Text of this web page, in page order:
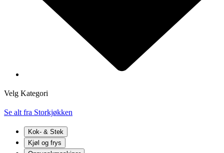
Velg Kategori
Se alt fra Storkjøkken
Kok- & Stek
Kjøl og frys